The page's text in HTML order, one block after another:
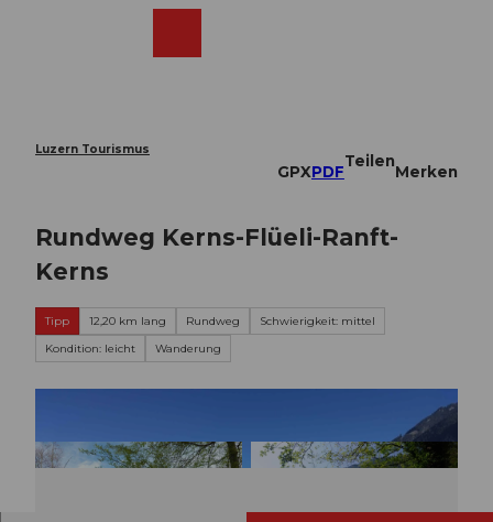
Luzern Tourismus
GPXPDF
Teilen
Merken
Rundweg Kerns-Flüeli-Ranft-
Kerns
Tipp 12,20 km lang Rundweg
Schwierigkeit: mittel
Kondition: leicht
Wanderung